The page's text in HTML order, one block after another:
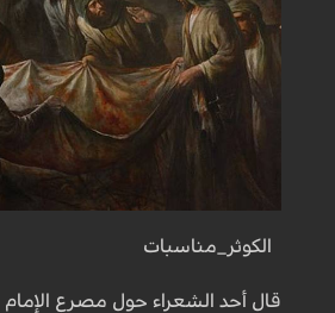
الكوثر_مناسبات
قال أحد الشعراء حول مصرع